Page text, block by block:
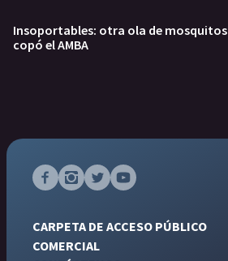
Insoportables: otra ola de mosquitos
copó el AMBA
CARPETA DE ACCESO PÚBLICO
COMERCIAL